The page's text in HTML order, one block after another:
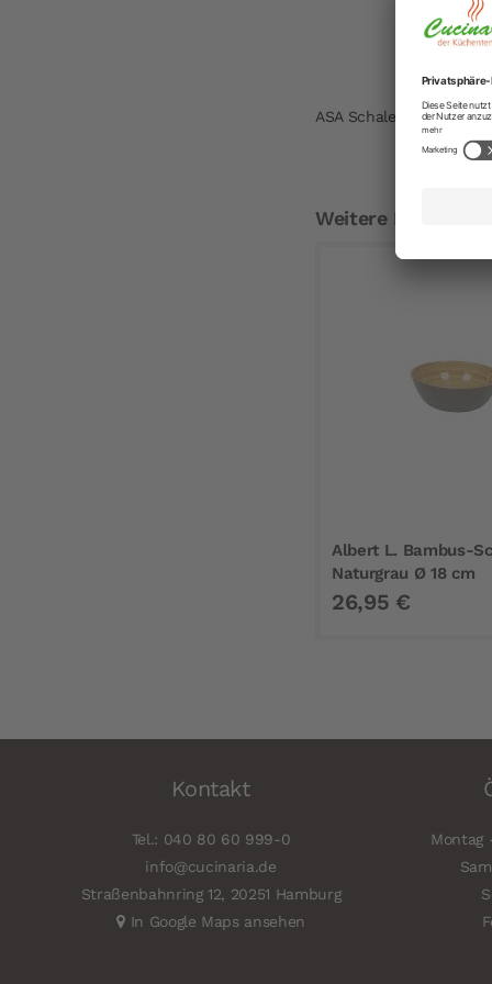
ASA Schale à table
Weitere
Albert L. Bambus-
Naturgrau Ø 18 cm
26,95 €
Kontakt
Tel.: 040 80 60 999-0
info@cucinaria.de
Straßenbahnring 12, 20251 Hamburg
In Google Maps ansehen
Montag